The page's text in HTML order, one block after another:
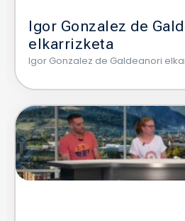
Igor Gonzalez de
elkarrizketa
Igor Gonzalez de Galdeanori